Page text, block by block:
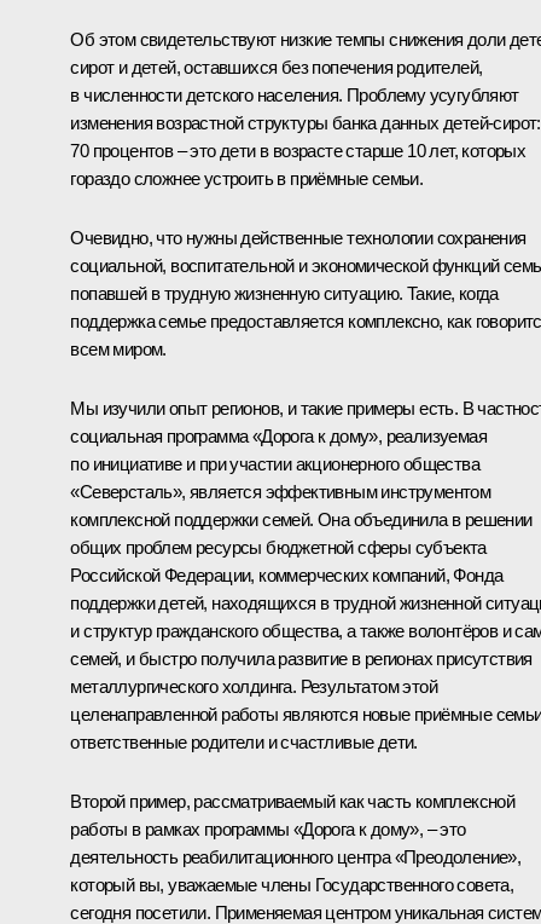
Об этом свидетельствуют низкие темпы снижения доли
сирот и детей, оставшихся без попечения родителей,
в численности детского населения. Проблему усугубляют
изменения возрастной структуры банка данных детей-сирот:
70 процентов – это дети в возрасте старше 10 лет, которых
гораздо сложнее устроить в приёмные семьи.
Очевидно, что нужны действенные технологии сохранения
социальной, воспитательной и экономической функций
попавшей в трудную жизненную ситуацию. Такие, когда
поддержка семье предоставляется комплексно, как
всем миром.
Мы изучили опыт регионов, и такие примеры есть. В
социальная программа «Дорога к дому», реализуемая
по инициативе и при участии акционерного общества
«Северсталь», является эффективным инструментом
комплексной поддержки семей. Она объединила в решении
общих проблем ресурсы бюджетной сферы субъекта
Российской Федерации, коммерческих компаний, Фонда
поддержки детей, находящихся в трудной жизненной
и структур гражданского общества, а также волонтёров и
семей, и быстро получила развитие в регионах присутствия
металлургического холдинга. Результатом этой
целенаправленной работы являются новые приёмные
ответственные родители и счастливые дети.
Второй пример, рассматриваемый как часть комплексной
работы в рамках программы «Дорога к дому», – это
деятельность реабилитационного центра «Преодоление»,
который вы, уважаемые члены Государственного совета,
сегодня посетили. Применяемая центром уникальная